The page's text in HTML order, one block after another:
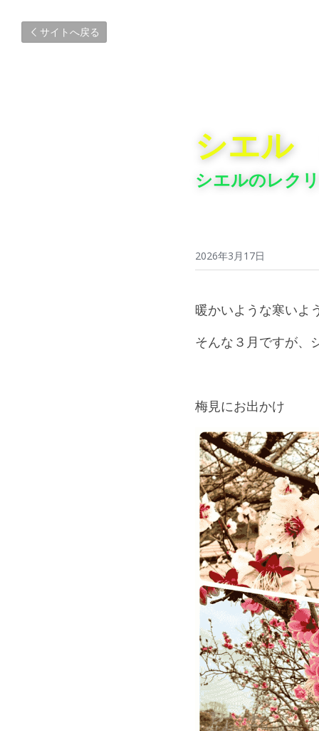
サイトへ戻る
シエル
シエルのレク
2026年3月17日
暖かいような寒いよ
そんな３月ですが、
梅見にお出かけ